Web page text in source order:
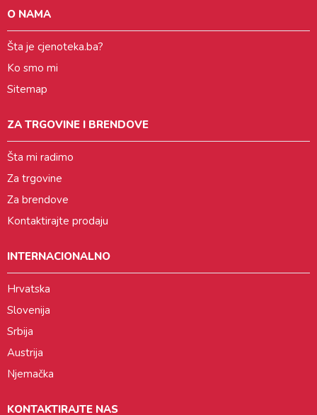
O NAMA
Šta je cjenoteka.ba?
Ko smo mi
Sitemap
ZA TRGOVINE I BRENDOVE
Šta mi radimo
Za trgovine
Za brendove
Kontaktirajte prodaju
INTERNACIONALNO
Hrvatska
Slovenija
Srbija
Austrija
Njemačka
KONTAKTIRAJTE NAS